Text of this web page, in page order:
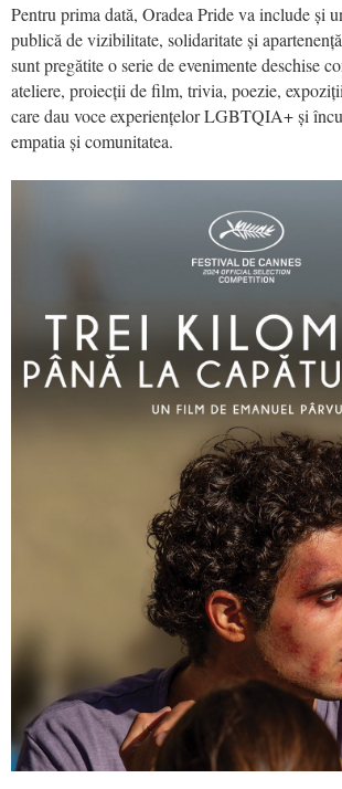
Pentru prima dată, Oradea Pride va include și
publică de vizibilitate, solidaritate și
sunt pregătite o serie de evenimente deschise
ateliere, proiecții de film, trivia, poezie,
care dau voce experiențelor LGBTQIA+ și
empatia și comunitatea.